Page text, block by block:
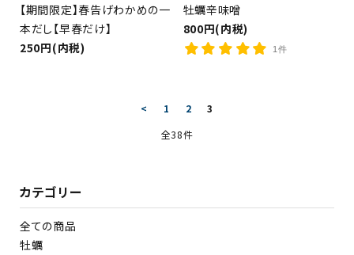
【期間限定】春告げわかめの一
本だし【早春だけ】
250円(内税)
牡蠣辛味噌
800円(内税)
1件
< 1 2
3
全38件
カテゴリー
全ての商品
牡蠣